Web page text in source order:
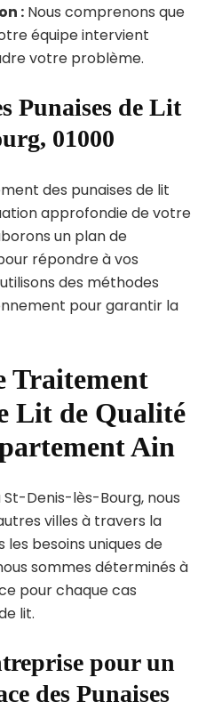
: Nous comprenons que
équipe intervient
votre problème.
Punaises de Lit
01000
des punaises de lit
approfondie de votre
un plan de
répondre à vos
des méthodes
pour garantir la
Traitement
Lit de Qualité
Ain
Denis-lès-Bourg, nous
villes à travers la
besoins uniques de
sommes déterminés à
pour chaque cas
lit.
pour un
des Punaises